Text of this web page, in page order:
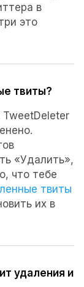
в
это
твиты?
«Удалить»,
что тебе
твиты
их в
удаления и